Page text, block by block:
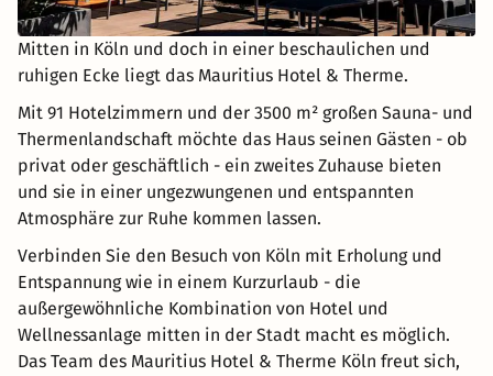
Mitten in Köln und doch in einer beschaulichen und
ruhigen Ecke liegt das Mauritius Hotel & Therme.
Mit 91 Hotelzimmern und der 3500 m² großen Sauna- und
Thermenlandschaft möchte das Haus seinen Gästen - ob
privat oder geschäftlich - ein zweites Zuhause bieten
und sie in einer ungezwungenen und entspannten
Atmosphäre zur Ruhe kommen lassen.
Verbinden Sie den Besuch von Köln mit Erholung und
Entspannung wie in einem Kurzurlaub - die
außergewöhnliche Kombination von Hotel und
Wellnessanlage mitten in der Stadt macht es möglich.
Das Team des Mauritius Hotel & Therme Köln freut sich,